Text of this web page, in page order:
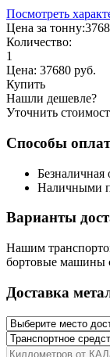
Посмотреть
Цена за тонну:
Количество:
1
Цена: 37680 руб.
Купить
Нашли дешевле?
Уточнить
Способы
Безналичная
Наличными
Варианты
Нашим
бортовые машины
Доставка